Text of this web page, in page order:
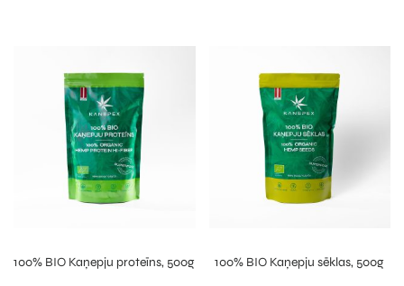
100% BIO Kaņepju proteīns, 500g 100% BIO Kaņepju sēklas, 500g